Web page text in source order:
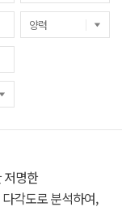
저명한
각도로 분석하여,